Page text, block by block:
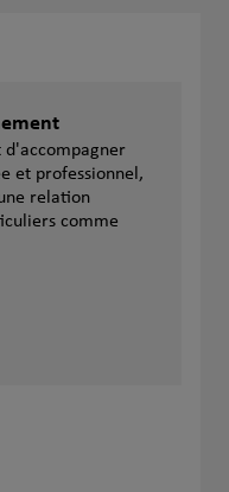
d'accompagner
et professionnel,
relation
comme